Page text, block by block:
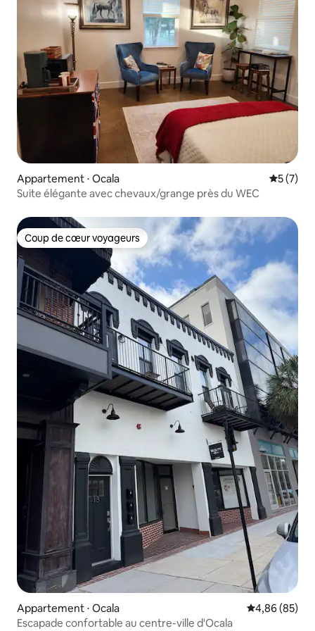
Appartement ⋅ Ocala
5 (7)
Suite élégante avec chevaux/grange près du WEC
Coup de cœur voyageurs
Coup de cœur voyageurs
Appartement ⋅ Ocala Évaluation
4,86 (85)
Escapade confortable au centre-ville d'Ocala